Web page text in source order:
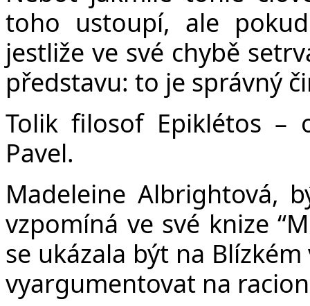
toho ustoupí, ale
jestliže ve své chybě
představu: to je správný
Tolik filosof Epiklétos –
Pavel.
Madeleine Albrightová,
vzpomíná ve své knize
se ukázala být na
vyargumentovat na